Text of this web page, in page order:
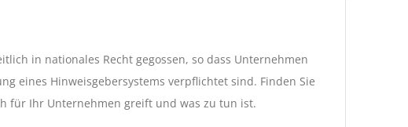
in nationales Recht gegossen, so dass Unternehmen
eines Hinweisgebersystems verpflichtet sind. Finden Sie
für Ihr Unternehmen greift und was zu tun ist.